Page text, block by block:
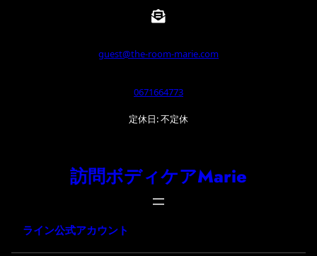
guest@the-room-marie.com
0671664773
定休日: 不定休
訪問ボディケアMarie
ライン公式アカウント